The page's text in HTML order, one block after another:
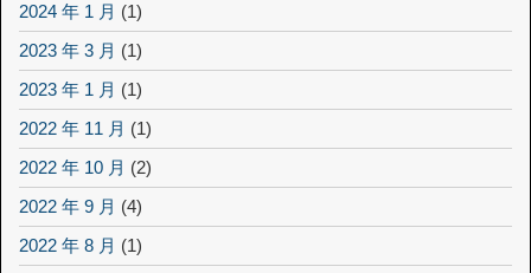
2024 年 1 月 (1)
2023 年 3 月 (1)
2023 年 1 月 (1)
2022 年 11 月 (1)
2022 年 10 月 (2)
2022 年 9 月 (4)
2022 年 8 月 (1)